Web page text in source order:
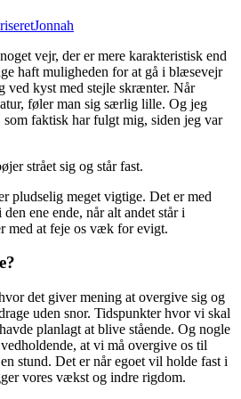
Jonnah
vejr, der er mere karakteristisk end
haft muligheden for at gå i blæsevejr
ved kyst med stejle skrænter. Når
føler man sig særlig lille. Og jeg
faktisk har fulgt mig, siden jeg var
strået sig og står fast.
pludselig meget vigtige. Det er med
ene ende, når alt andet står i
med at feje os væk for evigt.
det giver mening at overgive sig og
uden snor. Tidspunkter hvor vi skal
planlagt at blive stående. Og nogle
at vi må overgive os til
stund. Det er når egoet vil holde fast i
vores vækst og indre rigdom.